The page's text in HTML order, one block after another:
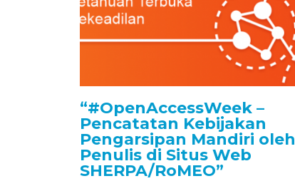
“#OpenAccessWeek –
Pencatatan Kebijakan
Pengarsipan Mandiri oleh
Penulis di Situs Web
SHERPA/RoMEO”